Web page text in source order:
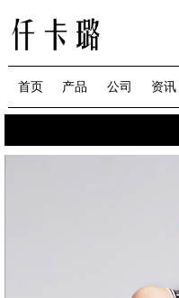
首页 产品 公司 资讯